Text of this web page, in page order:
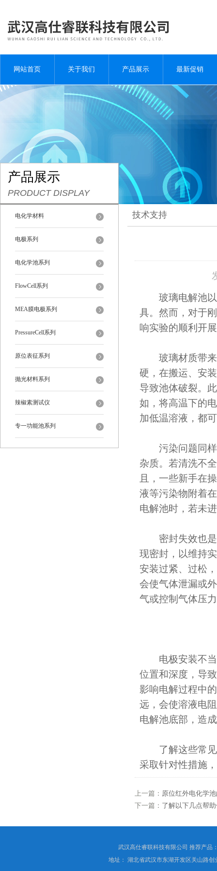
网站首页 关于我们 产品展示 最新促销
产品展示
PRODUCT DISPLAY
电化学材料
电极系列
电化学池系列
FlowCell系列
MEA膜电极系列
PressureCell系列
原位表征系列
抛光材料系列
辣椒素测试仪
专一功能池系列
技术支持
玻璃电解池以
具。然而，对于
响实验的顺利开
玻璃材质带来
硬，在搬运、安
导致池体破裂。
如，将高温下的
加低温溶液，都
污染问题同样
杂质。若清洗不
且，一些新手在
液等污染物附着
电解池时，若未
密封失效也是
现密封，以维持
安装过紧、过松
会使气体泄漏或
气或控制气体压
电极安装不当
位置和深度，导
影响电解过程中
远，会使溶液电
电解池底部，造
了解这些常见
采取针对性措施
上一篇： 原位红外电化学
下一篇： 了解以下几点帮
武汉高仕睿联科技有限公司 推荐产品
地址： 湖北省武汉市东湖开发区关山路